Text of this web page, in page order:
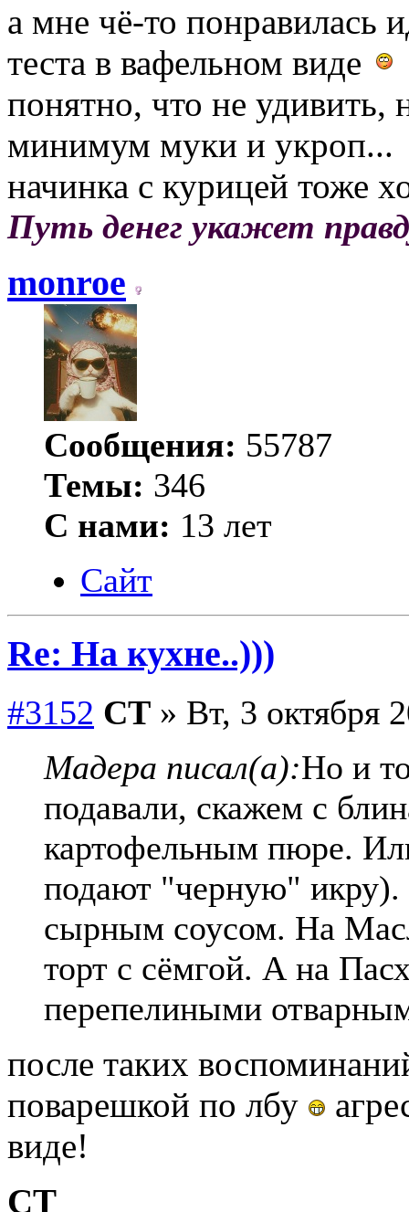
а мне чё-то понравилась
теста в вафельном виде
понятно, что не удивить,
минимум муки и укроп...
начинка с курицей тоже
Путь денег укажет
monroe
Сообщения: 55787
Темы: 346
С нами: 13 лет
Сайт
Re: На кухне..)))
#3152 СТ » Вт, 3 октября
Мадера писал(а):Но и
подавали, скажем с
картофельным пюре.
подают "черную"
сырным соусом. На
торт с сёмгой. А на
перепелиными
после таких
поварешкой по лбу
виде!
СТ